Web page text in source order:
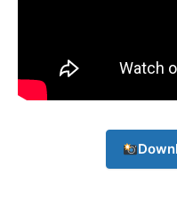
Contact us